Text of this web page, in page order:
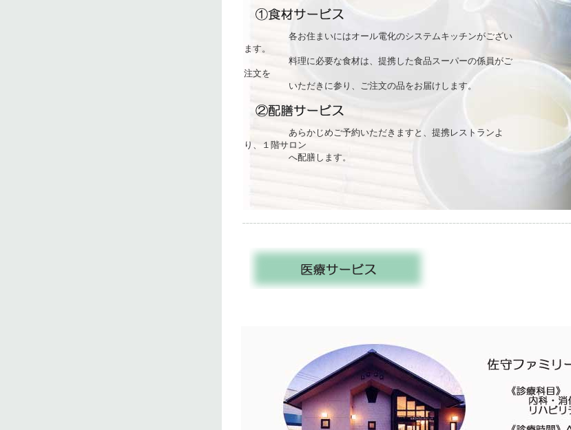
各お住まいにはオール電化のシステムキッチンがござい
ます。
料理に必要な食材は、提携した食品スーパーの係員がご
注文を
いただきに参り、ご注文の品をお届けします。
あらかじめご予約いただきますと、提携レストランよ
り、１階サロン
へ配膳します。